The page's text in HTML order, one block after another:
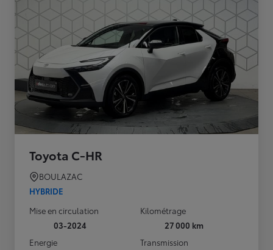
Toyota C-HR
BOULAZAC
HYBRIDE
Mise en circulation
03-2024
Kilométrage
27 000 km
Energie
Transmission